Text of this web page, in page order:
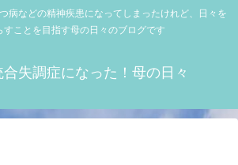
病などの精神疾患になってしまったけれど、日々を
すことを目指す母の日々のブログです
失調症になった！母の日々